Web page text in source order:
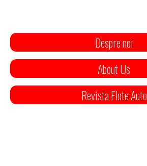
Despre noi
About Us
Revista Flote Auto